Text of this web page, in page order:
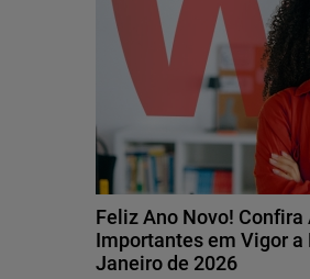
Feliz Ano Novo!
Importantes em Vigor a
Janeiro de 2026